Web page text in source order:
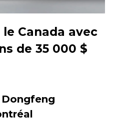
Canada avec
de 35 000 $